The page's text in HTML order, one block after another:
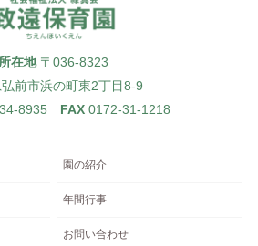
所在地〒036-8323
前市浜の町東2丁目8-9
8935 FAX0172-31-1218
園の紹介
年間行事
お問い合わせ